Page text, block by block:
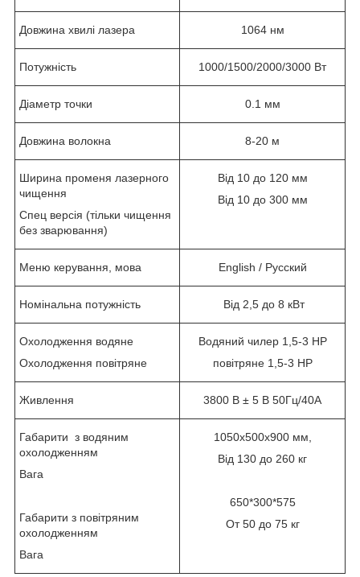
Довжина хвилі лазера 1064 нм
Потужність 1000/1500/2000/3000 Вт
Діаметр точки 0.1 мм
Довжина волокна 8-20 м
Ширина променя лазерного
чищення
Спец версія (тільки чищення
без зварювання)
Від 10 до 120 мм
Від 10 до 300 мм
Меню керування, мова English / Русский
Номінальна потужність Від 2,5 до 8 кВт
Охолодження водяне
Охолодження повітряне
Водяний чилер 1,5-3 HP
повітряне 1,5-3 HP
Живлення 3800 В ± 5 В 50Гц/40А
Габарити з водяним
охолодженням
Вага
Габарити з повітряним
охолодженням
Вага
1050х500х900 мм,
Від 130 до 260 кг
650*300*575
От 50 до 75 кг